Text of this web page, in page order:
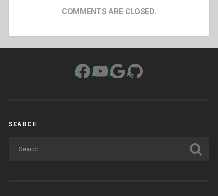
COMMENTS ARE CLOSED.
Facebook
YouTube
Google
GitHub
SEARCH